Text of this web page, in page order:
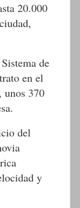
20.000
de
en el
unos 370
del
y